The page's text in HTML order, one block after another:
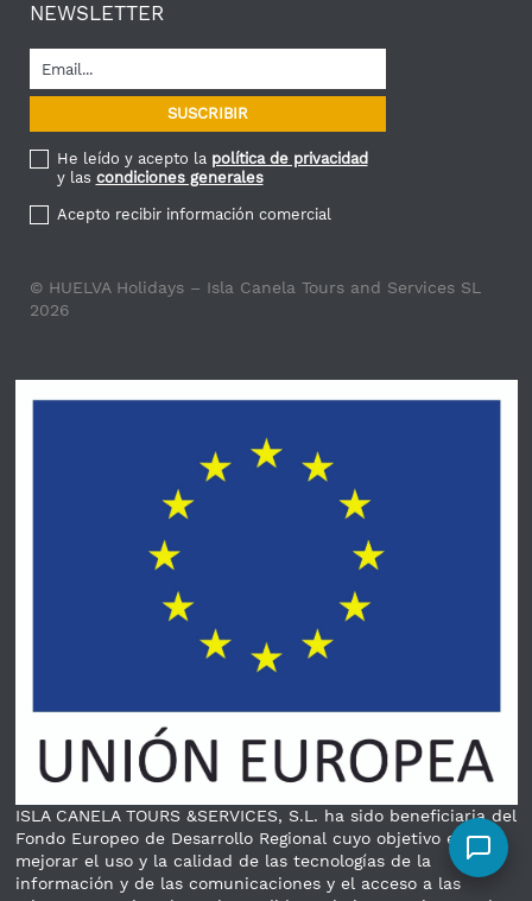
NEWSLETTER
He leído y acepto la política de privacidad
y las condiciones generales
Acepto recibir información comercial
© HUELVA Holidays – Isla Canela Tours and Services SL
2026
ISLA CANELA TOURS &SERVICES, S.L. ha sido beneficiaria del
Fondo Europeo de Desarrollo Regional cuyo objetivo es
mejorar el uso y la calidad de las tecnologías de la
información y de las comunicaciones y el acceso a las